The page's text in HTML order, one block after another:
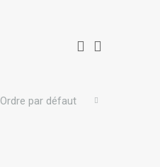
Ordre par défaut